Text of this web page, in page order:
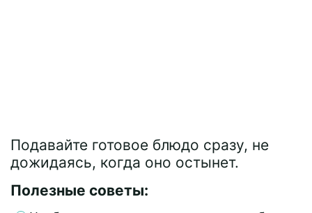
Подавайте готовое блюдо сразу, не
дожидаясь, когда оно остынет.
Полезные советы: